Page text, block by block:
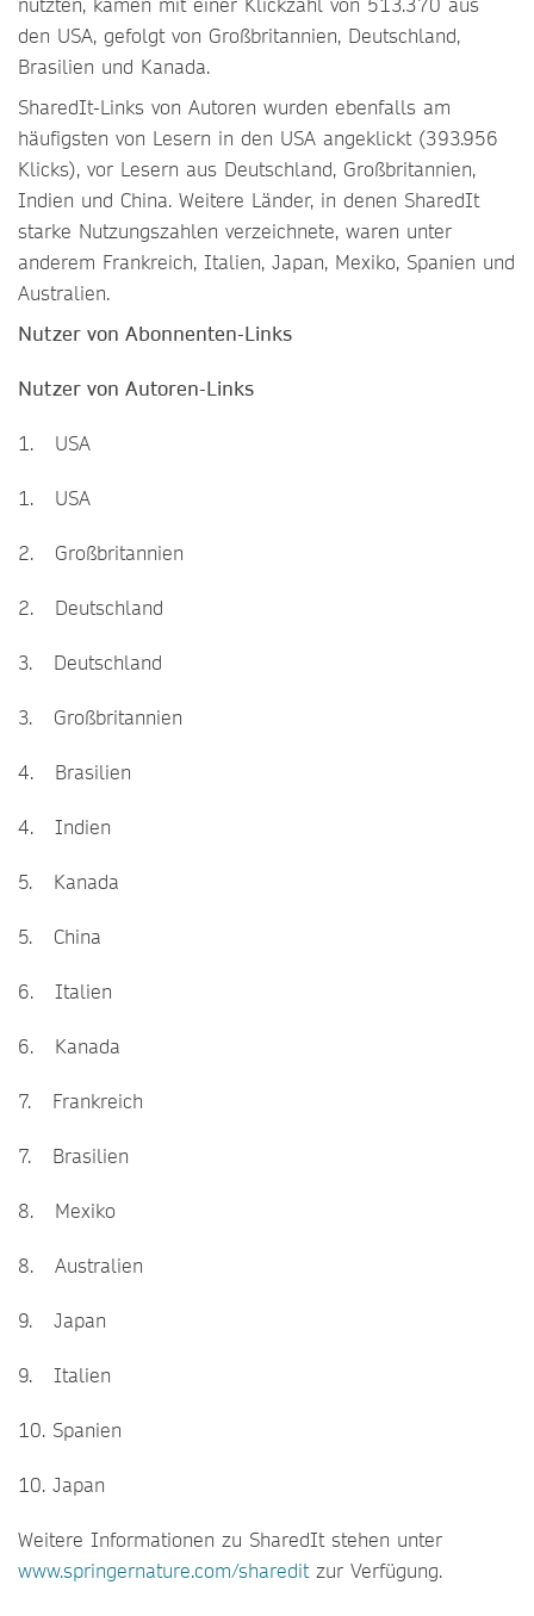
den USA, gefolgt von Großbritannien, Deutschland,
Brasilien und Kanada.
SharedIt-Links von Autoren wurden ebenfalls am
häufigsten von Lesern in den USA angeklickt (393.956
Klicks), vor Lesern aus Deutschland, Großbritannien,
Indien und China. Weitere Länder, in denen SharedIt
starke Nutzungszahlen verzeichnete, waren unter
anderem Frankreich, Italien, Japan, Mexiko, Spanien und
Australien.
Nutzer von Abonnenten-Links
Nutzer von Autoren-Links
1. USA
1. USA
2. Großbritannien
2. Deutschland
3. Deutschland
3. Großbritannien
4. Brasilien
4. Indien
5. Kanada
5. China
6. Italien
6. Kanada
7. Frankreich
7. Brasilien
8. Mexiko
8. Australien
9. Japan
9. Italien
10. Spanien
10. Japan
Weitere Informationen zu SharedIt stehen unter
www.springernature.com/shareditzur Verfügung.